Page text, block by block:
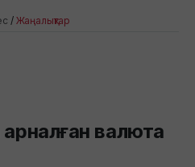
/ Жаңалықтар
валюта